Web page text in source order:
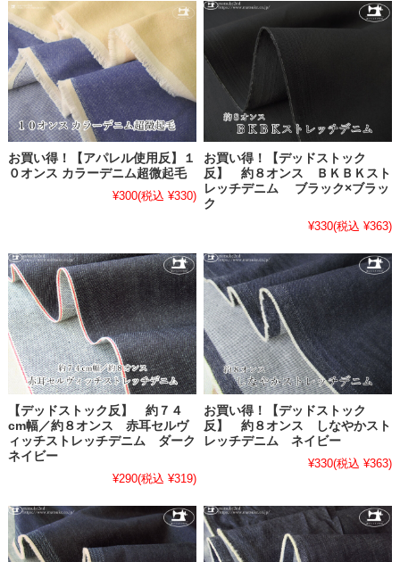
お買い得！【アパレル使用反】１
０オンス カラーデニム超微起毛
¥300(税込 ¥330)
お買い得！【デッドストック
反】 約８オンス ＢＫＢＫスト
レッチデニム ブラック×ブラッ
ク
¥330(税込 ¥363)
【デッドストック反】 約７４
cm幅／約８オンス 赤耳セルヴ
ィッチストレッチデニム ダーク
ネイビー
¥290(税込 ¥319)
お買い得！【デッドストック
反】 約８オンス しなやかスト
レッチデニム ネイビー
¥330(税込 ¥363)